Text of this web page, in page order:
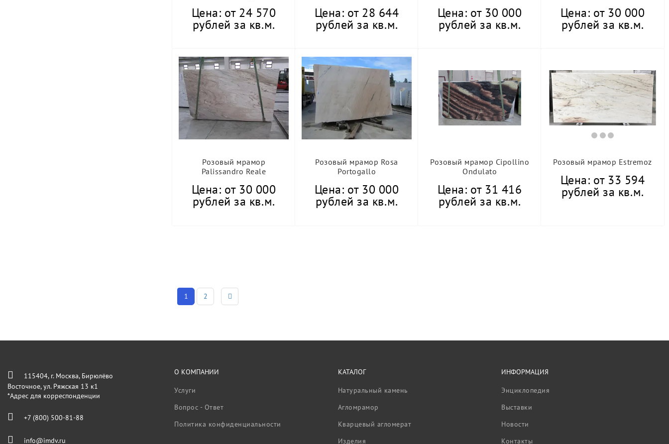
Цена: от 24 570
рублей за кв.м.
Цена: от 28 644
рублей за кв.м.
Цена: от 30 000
рублей за кв.м.
Цена: от 30 000
рублей за кв.м.
Розовый мрамор
Palissandro Reale
Цена: от 30 000
рублей за кв.м.
Розовый мрамор Rosa
Portogallo
Цена: от 30 000
рублей за кв.м.
Розовый мрамор Cipollino
Ondulato
Цена: от 31 416
рублей за кв.м.
Розовый мрамор Estremoz
Цена: от 33 594
рублей за кв.м.
1 2
115404, г. Москва, Бирюлёво
Восточное, ул. Ряжская 13 к1
*Адрес для корреспонденции
+7 (800) 500-81-88
info@imdv.ru
О КОМПАНИИ
Услуги
Вопрос - Ответ
Политика конфиденциальности
КАТАЛОГ
Натуральный камень
Агломрамор
Кварцевый агломерат
Изделия
ИНФОРМАЦИЯ
Энциклопедия
Выставки
Новости
Контакты